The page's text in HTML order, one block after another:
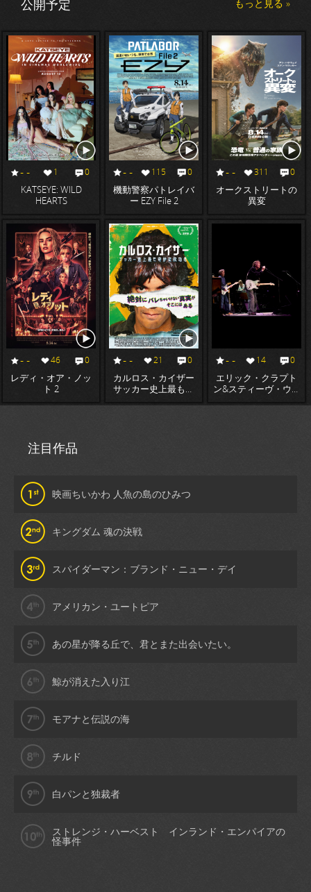
公開予定 もっと見る »
- - 1 0
KATSEYE: WILD
HEARTS
- - 115 0
機動警察パトレイバ
ー EZY File 2
- - 311 0
オークストリートの
異変
- - 46 0
レディ・オア・ノッ
ト 2
- - 21 0
カルロス・カイザー
サッカー史上最も奇
- - 14 0
エリック・クラプト
ン&スティーヴ・ウィ
注目作品
映画ちいかわ 人魚の島のひみつ
キングダム 魂の決戦
スパイダーマン：ブランド・ニュー・デイ
アメリカン・ユートピア
あの星が降る丘で、君とまた出会いたい。
鯨が消えた入り江
モアナと伝説の海
チルド
白パンと独裁者
ストレンジ・ハーベスト インランド・エンパイアの
怪事件